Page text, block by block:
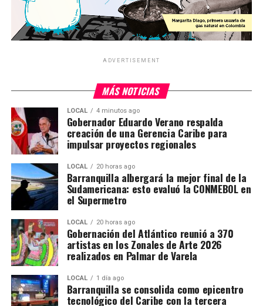
ADVERTISEMENT
MÁS NOTICIAS
LOCAL 4 minutos ago
Gobernador Eduardo Verano respalda
creación de una Gerencia Caribe para
impulsar proyectos regionales
LOCAL 20 horas ago
Barranquilla albergará la mejor final de la
Sudamericana: esto evaluó la CONMEBOL en
el Supermetro
LOCAL 20 horas ago
Gobernación del Atlántico reunió a 370
artistas en los Zonales de Arte 2026
realizados en Palmar de Varela
LOCAL 1 día ago
Barranquilla se consolida como epicentro
tecnológico del Caribe con la tercera